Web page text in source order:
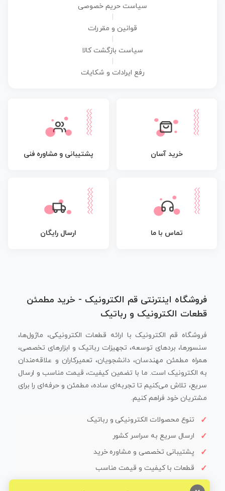
سیاست حریم خصوصی
قوانین و مقررات
سیاست بازگشت کالا
رفع ایرادات و شکایات
خرید آسان پشتیبانی و مشاوره فنی
تماس با ما ارسال رایگان
فروشگاه اینترنتی قم الکترونیک - خرید مطمئن
قطعات الکترونیک و رباتیک
فروشگاه قم الکترونیک با ارائه قطعات الکترونیکی، ماژول‌ها،
سنسورها، بردهای توسعه، تجهیزات رباتیک و ابزارهای تخصصی،
همراه مطمئن مهندسان، دانشجویان، تعمیرکاران و علاقه‌مندان
به الکترونیک است. ما با تضمین کیفیت، قیمت مناسب و ارسال
سریع، تلاش می‌کنیم تا تجربه‌ای ساده، مطمئن و حرفه‌ای را برای
مشتریان خود فراهم کنیم.
تنوع محصولات الکترونیکی و رباتیک
ارسال سریع به سراسر کشور
پشتیبانی تخصصی و مشاوره خرید
قطعات با کیفیت و قیمت مناسب